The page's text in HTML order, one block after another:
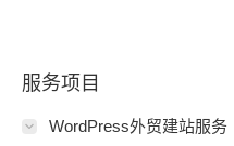
服务项目
WordPress外贸建站服务